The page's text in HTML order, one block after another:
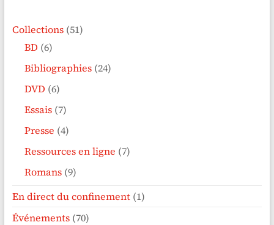
Collections(51)
BD (6)
Bibliographies(24)
DVD (6)
Essais(7)
Presse (4)
Ressources en ligne (7)
Romans(9)
En direct du confinement(1)
Événements(70)